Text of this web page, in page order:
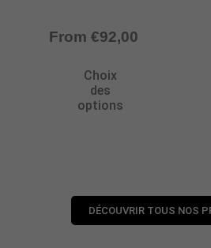
From €92,00
Choix
des
options
DÉCOUVRIR TOUS NOS